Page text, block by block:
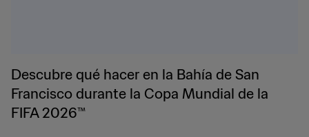
Descubre qué hacer en la Bahía de San
Francisco durante la Copa Mundial de la
FIFA 2026™